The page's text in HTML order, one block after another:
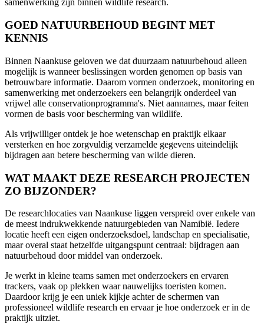
samenwerking zijn binnen wildlife research.
GOED NATUURBEHOUD BEGINT MET
KENNIS
Binnen Naankuse geloven we dat duurzaam natuurbehoud alleen
mogelijk is wanneer beslissingen worden genomen op basis van
betrouwbare informatie. Daarom vormen onderzoek, monitoring en
samenwerking met onderzoekers een belangrijk onderdeel van
vrijwel alle conservationprogramma's. Niet aannames, maar feiten
vormen de basis voor bescherming van wildlife.
Als vrijwilliger ontdek je hoe wetenschap en praktijk elkaar
versterken en hoe zorgvuldig verzamelde gegevens uiteindelijk
bijdragen aan betere bescherming van wilde dieren.
WAT MAAKT DEZE RESEARCH PROJECTEN
ZO BIJZONDER?
De researchlocaties van Naankuse liggen verspreid over enkele van
de meest indrukwekkende natuurgebieden van Namibië. Iedere
locatie heeft een eigen onderzoeksdoel, landschap en specialisatie,
maar overal staat hetzelfde uitgangspunt centraal: bijdragen aan
natuurbehoud door middel van onderzoek.
Je werkt in kleine teams samen met onderzoekers en ervaren
trackers, vaak op plekken waar nauwelijks toeristen komen.
Daardoor krijg je een uniek kijkje achter de schermen van
professioneel wildlife research en ervaar je hoe onderzoek er in de
praktijk uitziet.